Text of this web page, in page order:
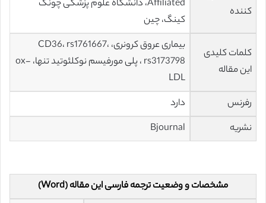
کننده
Affiliated، دانشگاه علوم پزشکی چونگ
کینگ، چین
کلمات کلیدی
این مقاله
بیماری عروق کرونری، CD36، rs1761667،
rs3173798 ، پلی مورفیسم نوکلئوتید تنها، ox-
LDL
رفرنس
دارد
نشریه
Bjournal
مشخصات و وضعیت ترجمه فارسی این مقاله (Word)